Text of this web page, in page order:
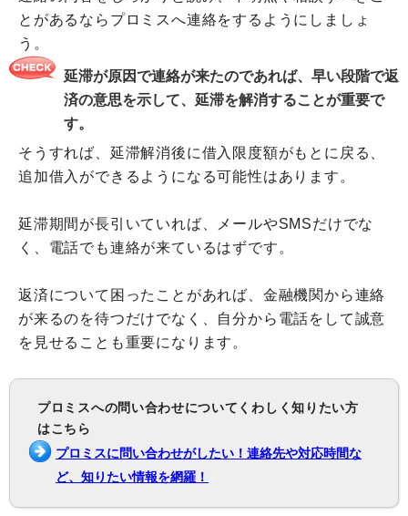
とがあるならプロミスへ連絡をするようにしましょ
う。
延滞が原因で連絡が来たのであれば、早い段階で返
済の意思を示して、延滞を解消することが重要で
す。
そうすれば、延滞解消後に借入限度額がもとに戻る、
追加借入ができるようになる可能性はあります。
延滞期間が長引いていれば、メールやSMSだけでな
く、電話でも連絡が来ているはずです。
返済について困ったことがあれば、金融機関から連絡
が来るのを待つだけでなく、自分から電話をして誠意
を見せることも重要になります。
プロミスへの問い合わせについてくわしく知りたい方
はこちら
プロミスに問い合わせがしたい！連絡先や対応時間な
ど、知りたい情報を網羅！